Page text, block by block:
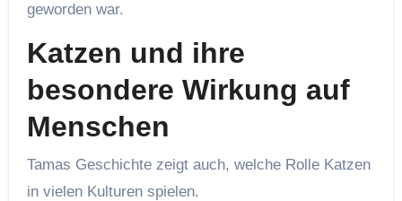
geworden war.
Katzen und ihre
besondere Wirkung auf
Menschen
Tamas Geschichte zeigt auch, welche Rolle Katzen
in vielen Kulturen spielen.